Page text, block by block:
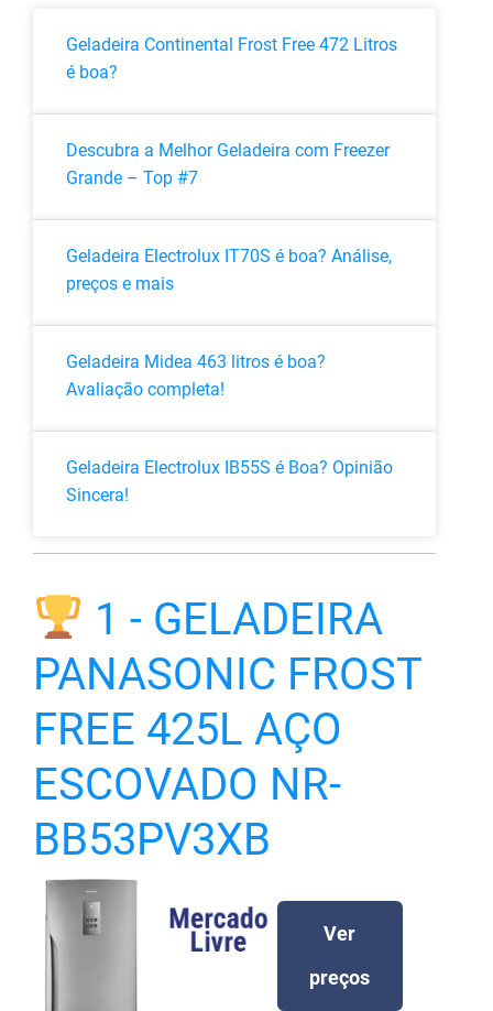
Geladeira Continental Frost Free 472 Litros
é boa?
Descubra a Melhor Geladeira com Freezer
Grande – Top #7
Geladeira Electrolux IT70S é boa? Análise,
preços e mais
Geladeira Midea 463 litros é boa?
Avaliação completa!
Geladeira Electrolux IB55S é Boa? Opinião
Sincera!
1 - GELADEIRA
PANASONIC FROST
FREE 425L AÇO
ESCOVADO NR-
BB53PV3XB
Ver
preços